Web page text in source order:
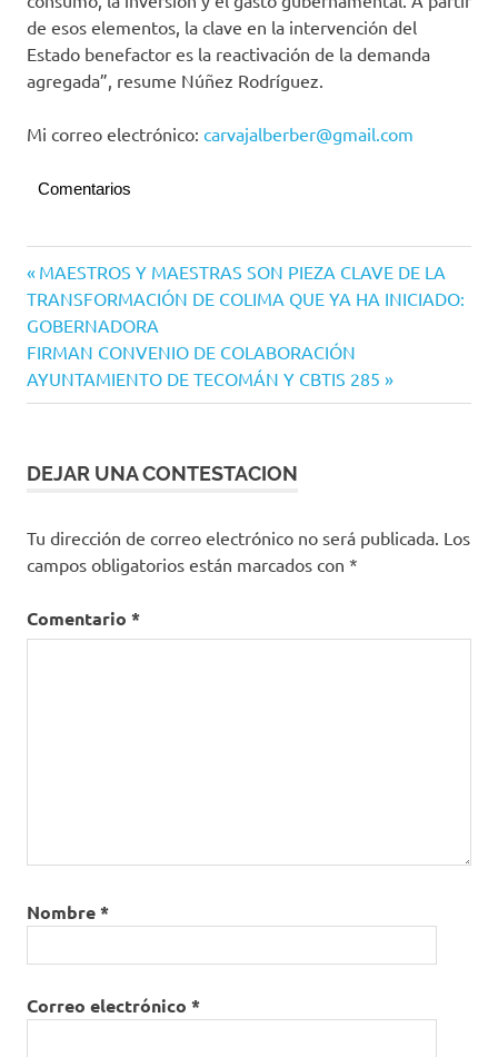
de esos elementos, la clave en la intervención del
Estado benefactor es la reactivación de la demanda
agregada”, resume Núñez Rodríguez.
Mi correo electrónico: carvajalberber@gmail.com
Comentarios
Navegación
de
entradas
Entrada
anterior:
MAESTROS Y MAESTRAS SON PIEZA CLAVE DE LA
TRANSFORMACIÓN DE COLIMA QUE YA HA INICIADO:
GOBERNADORA
Siguiente
entrada:
FIRMAN CONVENIO DE COLABORACIÓN
AYUNTAMIENTO DE TECOMÁN Y CBTIS 285
DEJAR UNA CONTESTACION
Tu dirección de correo electrónico no será publicada. Los
campos obligatorios están marcados con *
Comentario *
Nombre*
Correo electrónico *